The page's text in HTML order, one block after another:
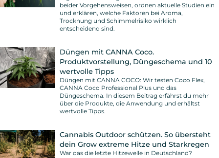
beider Vorgehensweisen, ordnen aktuelle Studien ein
und erklären, welche Faktoren bei Aroma,
Trocknung und Schimmelrisiko wirklich
entscheidend sind.
Düngen mit CANNA Coco.
Produktvorstellung, Düngeschema und 10
wertvolle Tipps
Düngen mit CANNA COCO: Wir testen Coco Flex,
CANNA Coco Professional Plus und das
Düngeschema. In diesem Beitrag erfährst du mehr
über die Produkte, die Anwendung und erhältst
wertvolle Tipps.
Cannabis Outdoor schützen. So übersteht
dein Grow extreme Hitze und Starkregen
War das die letzte Hitzewelle in Deutschland?